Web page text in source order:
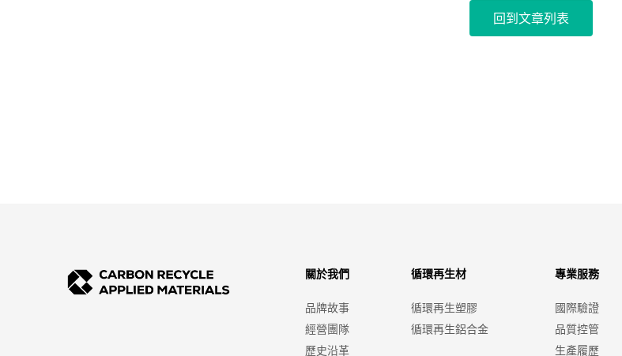
回到文章列表
關於我們
品牌故事
經營團隊
歷史沿革
循環再生材
循環再生塑膠
循環再生鋁合金
專業服務
國際驗證
品質控管
生產履歷